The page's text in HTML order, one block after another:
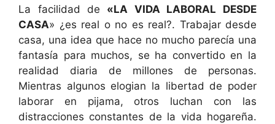
La facilidad de «LA VIDA LABORAL DESDE
CASA» ¿es real o no es real?. Trabajar desde
casa, una idea que hace no mucho parecía una
fantasía para muchos, se ha convertido en la
realidad diaria de millones de personas.
Mientras algunos elogian la libertad de poder
laborar en pijama, otros luchan con las
distracciones constantes de la vida hogareña.